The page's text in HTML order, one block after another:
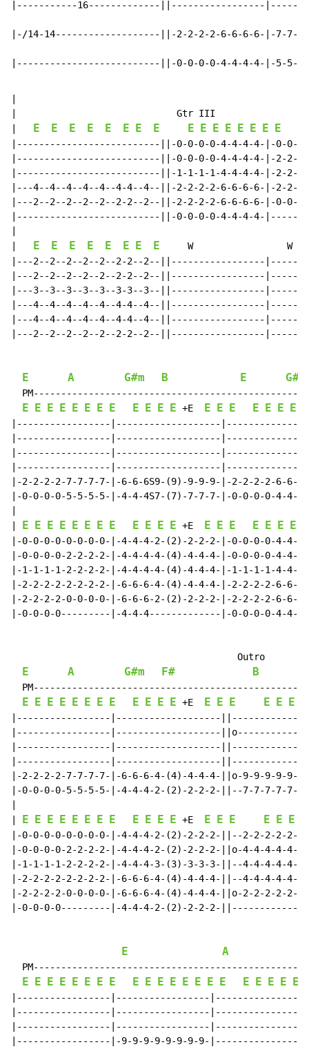
|-----------16-------------||-----------------
|-/14-14-------------------||-2-2-2-2-6-6-6-6-|-7-7-
|--------------------------||-0-0-0-0-4-4-4-4-|-5-5-5-
|                             Gtr III
E E E E E E E E E E E E E E E E
|--------------------------||-0-0-0-0-4-4-4-4-|-0-0-0-
|--------------------------||-0-0-0-0-4-4-4-4-|-2-2-2-
|--------------------------||-1-1-1-1-4-4-4-4-|-2-2-2-
|---4--4--4--4--4--4-4--4--||-2-2-2-2-6-6-6-6-|-2-2-
|---2--2--2--2--2--2-2--2--||-2-2-2-2-6-6-6-6-|-0-0-
|--------------------------||-0-0-0-0-4-4-4-4-
E E E E E E E E
     W                 W
|---2--2--2--2--2--2-2--2--||-----------------
|---2--2--2--2--2--2-2--2--||-----------------
|---3--3--3--3--3--3-3--3--||-----------------
|---4--4--4--4--4--4-4--4--||-----------------
|---4--4--4--4--4--4-4--4--||-----------------
|---2--2--2--2--2--2-2--2--||-----------------
E A G#m B E G#m
E E E E E E E E E E E E +E E E E E E E E
|-----------------|-------------------
|-----------------|-------------------
|-----------------|-------------------
|-----------------|-------------------
|-2-2-2-2-7-7-7-7-|-6-6-6S9-(9)-9-9-9-|-2-2-2-2-6-6-
|-0-0-0-0-5-5-5-5-|-4-4-4S7-(7)-7-7-7-|-0-0-0-0-4-4-
E E E E E E E E E E E E +E E E E E E E E
|-0-0-0-0-0-0-0-0-|-4-4-4-2-(2)-2-2-2-|-0-0-0-0-4-4-
|-0-0-0-0-2-2-2-2-|-4-4-4-4-(4)-4-4-4-|-0-0-0-0-4-4-
|-1-1-1-1-2-2-2-2-|-4-4-4-4-(4)-4-4-4-|-1-1-1-1-4-4-
|-2-2-2-2-2-2-2-2-|-6-6-6-4-(4)-4-4-4-|-2-2-2-2-6-6-
|-2-2-2-2-0-0-0-0-|-6-6-6-2-(2)-2-2-2-|-2-2-2-2-6-6-
|-0-0-0-0---------|-4-4-4-------------|-0-0-0-0-4-
                                         Outro
E A G#m F# B
E E E E E E E E E E E E +E E E E E E E
|-----------------|-------------------
|-----------------|-------------------
|-----------------|-------------------
|-----------------|-------------------
|-2-2-2-2-7-7-7-7-|-6-6-6-4-(4)-4-4-4-||o-9-9-9-9-9-
|-0-0-0-0-5-5-5-5-|-4-4-4-2-(2)-2-2-2-||--7-7-7-7-7-
E E E E E E E E E E E E +E E E E E E E
|-0-0-0-0-0-0-0-0-|-4-4-4-2-(2)-2-2-2-||--2-2-2-2-2-
|-0-0-0-0-2-2-2-2-|-4-4-4-2-(2)-2-2-2-||o-4-4-4-4-4-
|-1-1-1-1-2-2-2-2-|-4-4-4-3-(3)-3-3-3-||--4-4-4-4-4-
|-2-2-2-2-2-2-2-2-|-6-6-6-4-(4)-4-4-4-||--4-4-4-4-4-
|-2-2-2-2-0-0-0-0-|-6-6-6-4-(4)-4-4-4-||o-2-2-2-2-2-
|-0-0-0-0---------|-4-4-4-2-(2)-2-2-2-
E A
  PM------------------------------------------------|
E E E E E E E E E E E E E E E E E E E E E
|-----------------|-----------------
|-----------------|-----------------
|-----------------|-----------------
|-----------------|-9-9-9-9-9-9-9-9-